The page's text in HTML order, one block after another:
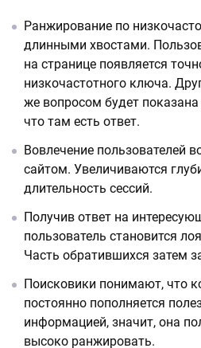
Ранжирование по
длинными хвостами.
на странице появляется
низкочастотного ключа.
же вопросом будет
что там есть ответ.
Вовлечение пользователей
сайтом. Увеличиваются
длительность сессий.
Получив ответ на
пользователь становится
Часть обратившихся затем
Поисковики понимают, что
постоянно пополняется
информацией, значит, она
высоко ранжировать.